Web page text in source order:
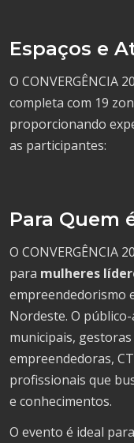
Espaços e
O CONVERGÊNCIA
completa com 19
proporcionando
as participantes:
Para Quem
O CONVERGÊNCIA
para mulheres
empreendedorismo
Nordeste. O
municipais,
empreendedoras,
profissionais que
e conhecimentos.
O evento é ideal